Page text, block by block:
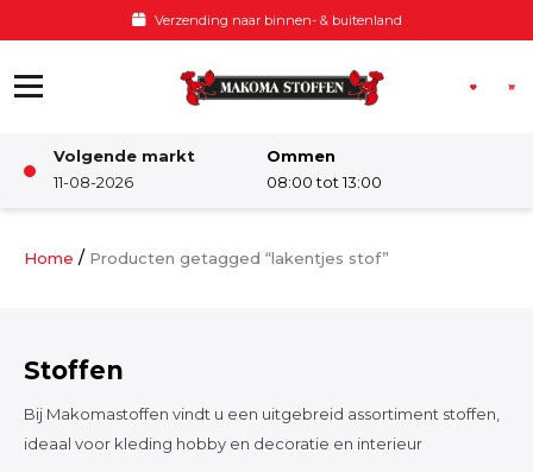
Verzending naar binnen- & buitenland
Volgende markt
11-08-2026
Ommen
08:00 tot 13:00
Damesstoffen
Home / Producten getagged “lakentjes stof”
Stoffen
Bij Makomastoffen vindt u een uitgebreid assortiment stoffen,
ideaal voor kleding hobby en decoratie en interieur